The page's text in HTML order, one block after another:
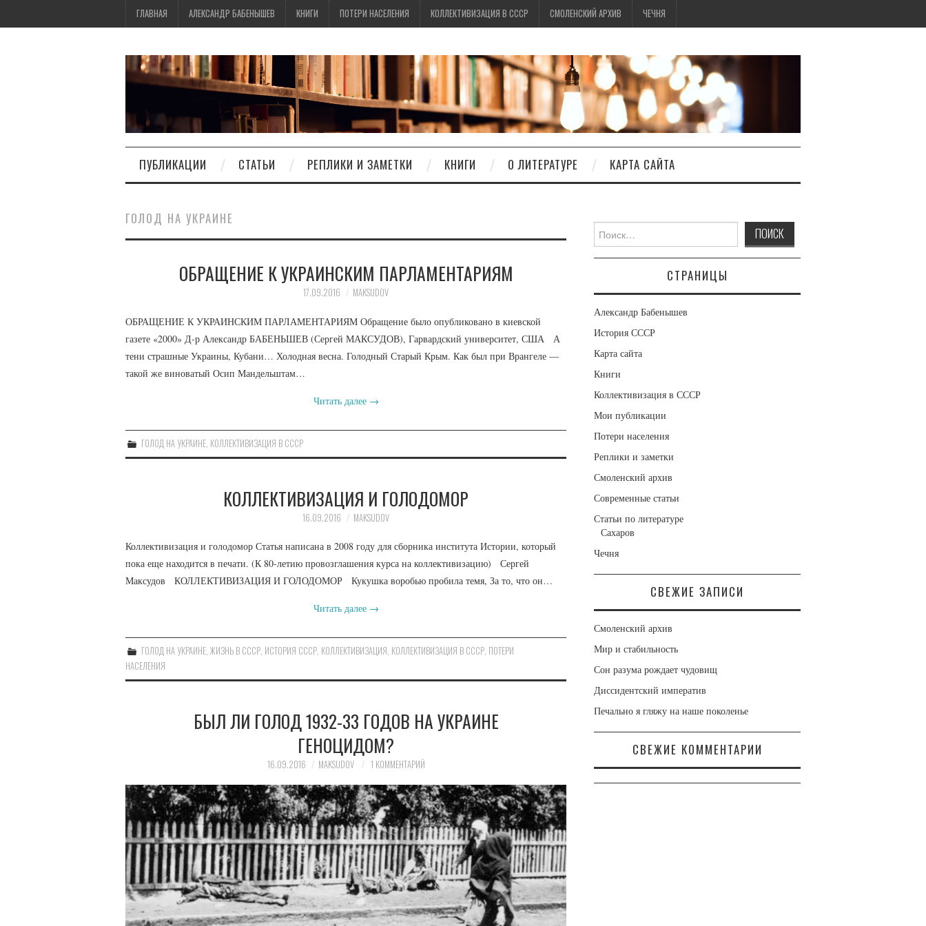
ГЛАВНАЯ АЛЕКСАНДР БАБЕНЫШЕВ КНИГИ ПОТЕРИ НАСЕЛЕНИЯ КОЛЛЕКТИВИЗАЦИЯ В СССР СМОЛЕНСКИЙ АРХИВ ЧЕЧНЯ
ПУБЛИКАЦИИ СТАТЬИ РЕПЛИКИ И ЗАМЕТКИ КНИГИ О ЛИТЕРАТУРЕ КАРТА САЙТА
ГОЛОД НА УКРАИНЕ
ОБРАЩЕНИЕ К УКРАИНСКИМ ПАРЛАМЕНТАРИЯМ
17.09.2016 MAKSUDOV
ОБРАЩЕНИЕ К УКРАИНСКИМ ПАРЛАМЕНТАРИЯМ Обращение было опубликовано в киевской
газете «2000» Д-р Александр БАБЕНЬШЕВ (Сергей МАКСУДОВ), Гарвардский университет, США А
тени страшные Украины, Кубани… Холодная весна. Голодный Старый Крым. Как был при Врангеле —
такой же виноватый Осип Мандельштам…
Читать далее →
ГОЛОД НА УКРАИНЕ, КОЛЛЕКТИВИЗАЦИЯ В СССР
КОЛЛЕКТИВИЗАЦИЯ И ГОЛОДОМОР
16.09.2016 MAKSUDOV
Коллективизация и голодомор Статья написана в 2008 году для сборника института Истории, который
пока еще находится в печати. (К 80-летию провозглашения курса на кол­лективизацию) Сергей
Максудов КОЛЛЕКТИВИЗАЦИЯ И ГОЛОДОМОР Кукушка воробью пробила темя, За то, что он…
Читать далее →
ГОЛОД НА УКРАИНЕ,ЖИЗНЬ В СССР, ИСТОРИЯ СССР, КОЛЛЕКТИВИЗАЦИЯ, КОЛЛЕКТИВИЗАЦИЯ В СССР, ПОТЕРИ
НАСЕЛЕНИЯ
БЫЛ ЛИ ГОЛОД 1932-33 ГОДОВ НА УКРАИНЕ
ГЕНОЦИДОМ?
16.09.2016 MAKSUDOV 1 КОММЕНТАРИЙ
СТРАНИЦЫ
Александр Бабенышев
История СССР
Карта сайта
Книги
Коллективизация в СССР
Мои публикации
Потери населения
Реплики и заметки
Смоленский архив
Современные статьи
Статьи по литературе
Сахаров
Чечня
СВЕЖИЕ ЗАПИСИ
Смоленский архив
Мир и стабильность
Сон разума рождает чудовищ
Диссидентский императив
Печально я гляжу на наше поколенье
СВЕЖИЕ КОММЕНТАРИИ